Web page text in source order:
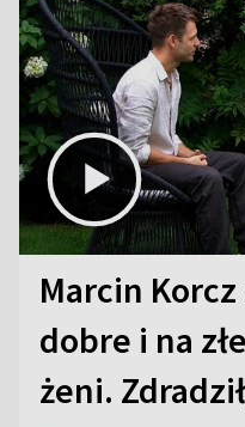
Marcin
dobre i na
żeni.